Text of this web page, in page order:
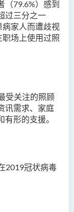
（79.6%）感到
过三分之一
家人而遭歧视
职场上使用过照
受关注的照顾
讯需求、家庭
形的支援。
2019冠状病毒